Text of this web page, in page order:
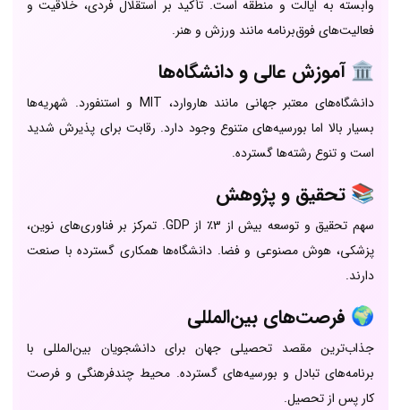
وابسته به ایالت و منطقه است. تأکید بر استقلال فردی، خلاقیت و
فعالیت‌های فوق‌برنامه مانند ورزش و هنر.
🏛️ آموزش عالی و دانشگاه‌ها
دانشگاه‌های معتبر جهانی مانند هاروارد، MIT و استنفورد. شهریه‌ها
بسیار بالا اما بورسیه‌های متنوع وجود دارد. رقابت برای پذیرش شدید
است و تنوع رشته‌ها گسترده.
📚 تحقیق و پژوهش
سهم تحقیق و توسعه بیش از 3٪ از GDP. تمرکز بر فناوری‌های نوین،
پزشکی، هوش مصنوعی و فضا. دانشگاه‌ها همکاری گسترده با صنعت
دارند.
🌍 فرصت‌های بین‌المللی
جذاب‌ترین مقصد تحصیلی جهان برای دانشجویان بین‌المللی با
برنامه‌های تبادل و بورسیه‌های گسترده. محیط چندفرهنگی و فرصت
کار پس از تحصیل.